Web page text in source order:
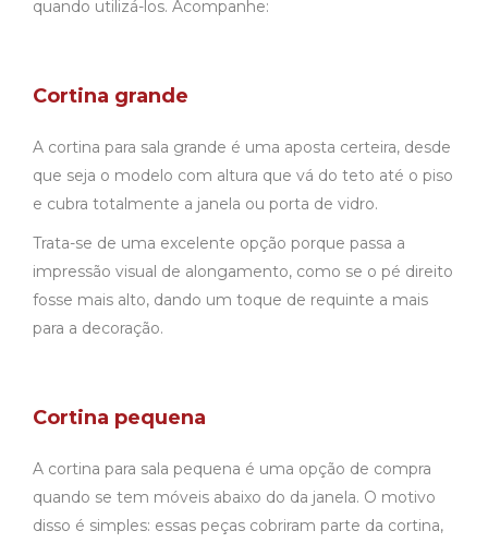
quando utilizá-los. Acompanhe:
Cortina grande
A cortina para sala grande é uma aposta certeira, desde
que seja o modelo com altura que vá do teto até o piso
e cubra totalmente a janela ou porta de vidro.
Trata-se de uma excelente opção porque passa a
impressão visual de alongamento, como se o pé direito
fosse mais alto, dando um toque de requinte a mais
para a decoração.
Cortina pequena
A cortina para sala pequena é uma opção de compra
quando se tem móveis abaixo do da janela. O motivo
disso é simples: essas peças cobriram parte da cortina,